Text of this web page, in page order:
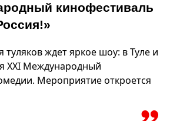
кинофестиваль
туляков ждет яркое шоу: в Туле и
ХХI Международный
Мероприятие откроется